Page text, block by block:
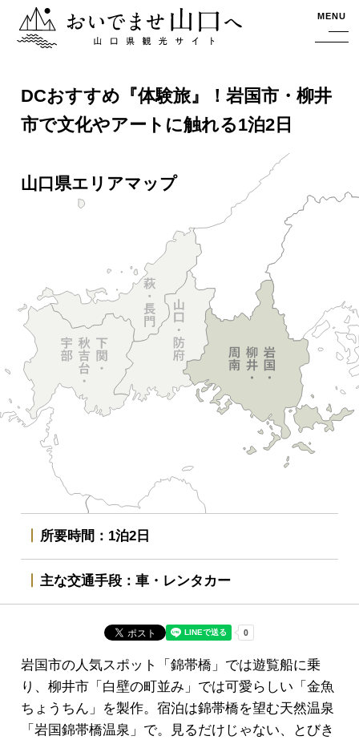
おいでませ山口へー山口県観光サイト MENU
DCおすすめ『体験旅』！岩国市・柳井
市で文化やアートに触れる1泊2日
山口県エリアマップ
所要時間 1泊2日
主な交通手段 車・レンタカー
岩国市の人気スポット「錦帯橋」では遊覧船に乗
り、柳井市「白壁の町並み」では可愛らしい「金魚
ちょうちん」を製作。宿泊は錦帯橋を望む天然温泉
「岩国錦帯橋温泉」で。見るだけじゃない、とびき